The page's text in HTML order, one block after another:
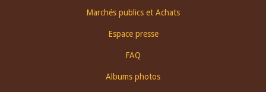
Marchés publics et Achats
Espace presse
FAQ
Albums photos